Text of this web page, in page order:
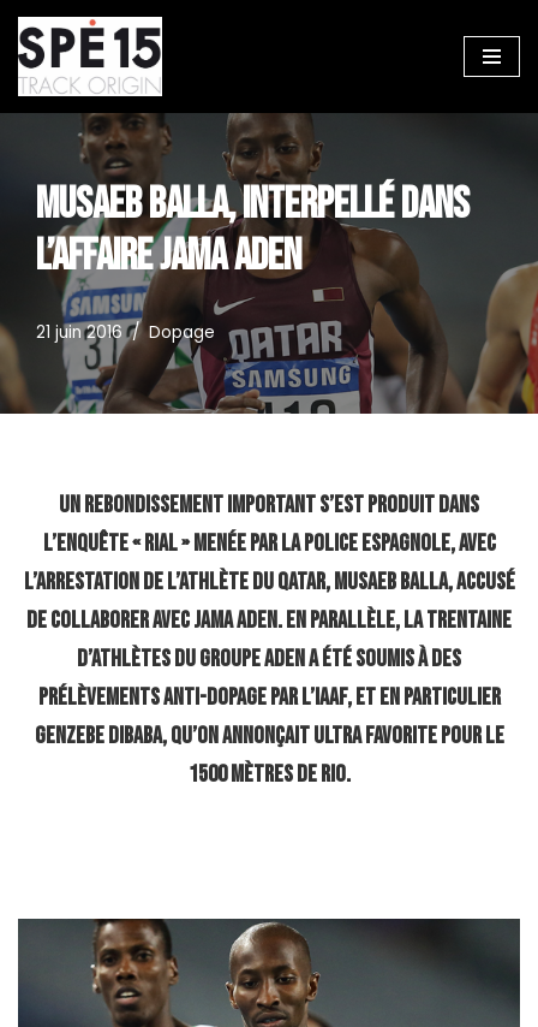
Aller
au
contenu
MUSAEB BALLA, INTERPELLÉ DANS
L’AFFAIRE JAMA ADEN
21 juin 2016 Dopage
Un rebondissement important s’est produit dans
l’enquête « Rial » menée par la police espagnole, avec
l’arrestation de l’athlète du Qatar, Musaeb Balla, accusé
de collaborer avec Jama Aden. En parallèle, la trentaine
d’athlètes du groupe Aden a été soumis à des
prélèvements anti-dopage par l’IAAF, et en particulier
Genzebe Dibaba, qu’on annonçait ultra favorite pour le
1500 mètres de Rio.